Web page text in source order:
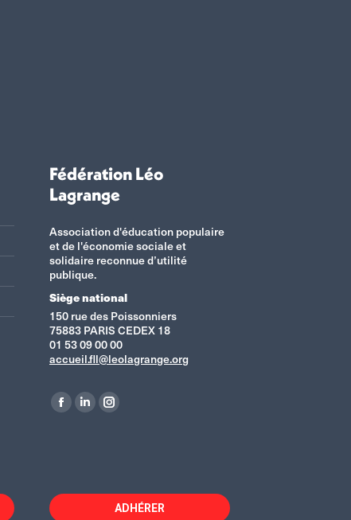
Fédération Léo
Lagrange
Association d'éducation populaire
et de l'économie sociale et
solidaire reconnue d’utilité
publique.
Siège national
150 rue des Poissonniers
75883 PARIS CEDEX 18
01 53 09 00 00
accueil.fll@leolagrange.org
Retrouvez-nous sur :
La
dans
La
dans
La
dans
une
ADHÉRER